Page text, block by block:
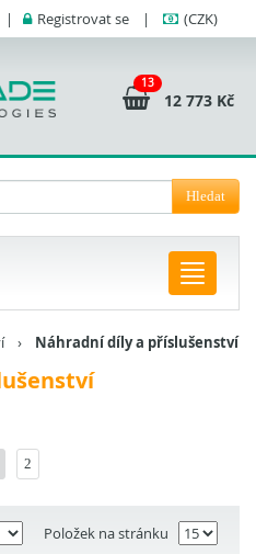
| Registrovat se | (CZK)
13
12 773 Kč
Hledat
› Náhradní díly a příslušenství
2
Položek na stránku